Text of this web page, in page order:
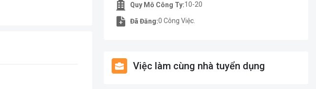
Quy Mô Công Ty:10-20
Đã Đăng:0 Công Việc.
Việc làm cùng nhà tuyển dụng